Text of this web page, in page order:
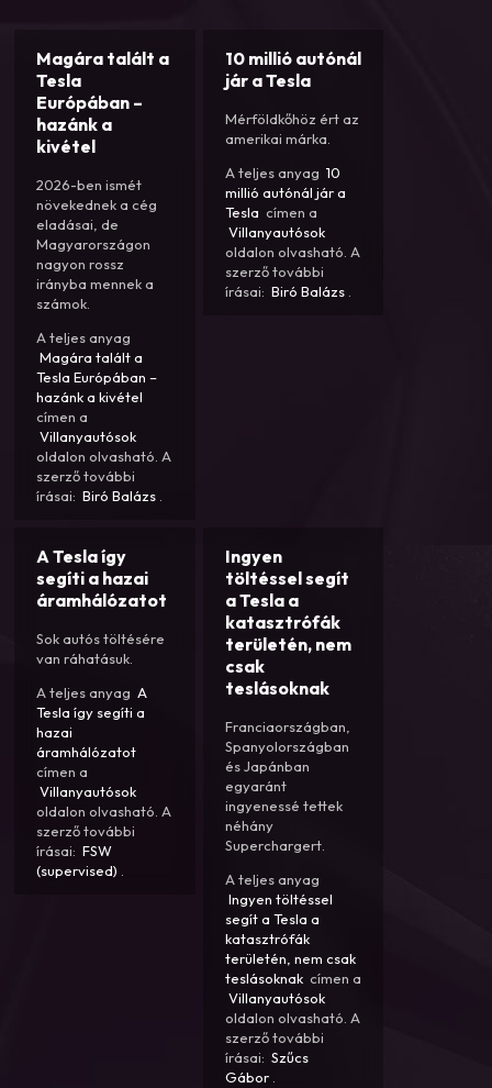
Magára talált a
Tesla
Európában –
hazánk a
kivétel
2026-ben ismét
növekednek a cég
eladásai, de
Magyarországon
nagyon rossz
irányba mennek a
számok.
A teljes anyag
Magára talált a
Tesla Európában –
hazánk a kivétel
címen a
Villanyautósok
oldalon olvasható. A
szerző további
írásai: Biró Balázs .
10 millió autónál
jár a Tesla
Mérföldkőhöz ért az
amerikai márka.
A teljes anyag 10
millió autónál jár a
Tesla címen a
Villanyautósok
oldalon olvasható. A
szerző további
írásai: Biró Balázs .
A Tesla így
segíti a hazai
áramhálózatot
Sok autós töltésére
van ráhatásuk.
A teljes anyag A
Tesla így segíti a
hazai
áramhálózatot
címen a
Villanyautósok
oldalon olvasható. A
szerző további
írásai: FSW
(supervised) .
Ingyen
töltéssel segít
a Tesla a
katasztrófák
területén, nem
csak
teslásoknak
Franciaországban,
Spanyolországban
és Japánban
egyaránt
ingyenessé tettek
néhány
Superchargert.
A teljes anyag
Ingyen töltéssel
segít a Tesla a
katasztrófák
területén, nem csak
teslásoknak címen a
Villanyautósok
oldalon olvasható. A
szerző további
írásai: Szűcs
Gábor .